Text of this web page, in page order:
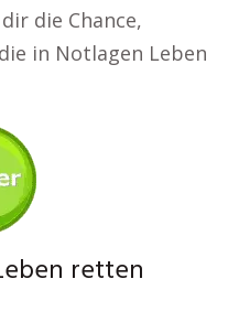
die Chance,
in Notlagen Leben
retten